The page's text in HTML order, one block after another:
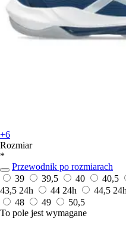
+6
Rozmiar
*
Przewodnik po rozmiarach
39
39,5 40 40,5
43,5 24h 44 24h 44,5 24h
48
49
50,5
To pole jest wymagane